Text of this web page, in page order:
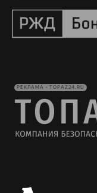
РЕКЛАМА • TOPAZ24.RU